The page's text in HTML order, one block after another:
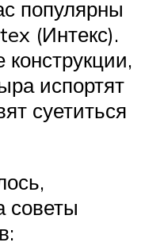
популярны
(Интекс).
испортят
суетиться
советы